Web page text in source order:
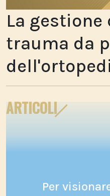
La gestione
trauma da
ARTICOLI
Per